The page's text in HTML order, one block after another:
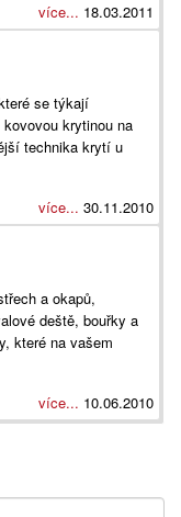
více... 18.03.2011
se týkají
krytinou na
technika krytí u
více... 30.11.2010
a okapů,
deště, bouřky a
které na vašem
více... 10.06.2010